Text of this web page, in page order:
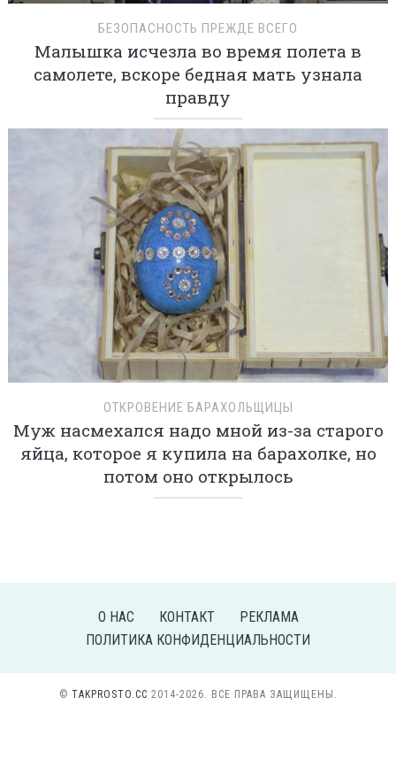
БЕЗОПАСНОСТЬ ПРЕЖДЕ ВСЕГО
Малышка исчезла во время полета в
самолете, вскоре бедная мать узнала
правду
ОТКРОВЕНИЕ БАРАХОЛЬЩИЦЫ
Муж насмехался надо мной из-за старого
яйца, которое я купила на барахолке, но
потом оно открылось
О НАС КОНТАКТ
РЕКЛАМА
ПОЛИТИКА КОНФИДЕНЦИАЛЬНОСТИ
© TAKPROSTO.CC 2014-2026. ВСЕ ПРАВА ЗАЩИЩЕНЫ.